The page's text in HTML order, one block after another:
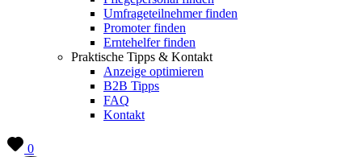
Umfrageteilnehmer finden
Promoter finden
Erntehelfer finden
Praktische Tipps & Kontakt
Anzeige optimieren
B2B Tipps
FAQ
Kontakt
0